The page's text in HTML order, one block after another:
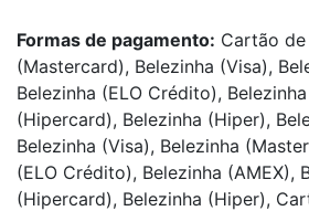
Formas de pagamento: Cartão
(Mastercard), Belezinha (Visa),
Belezinha (ELO Crédito),
(Hipercard), Belezinha (Hiper),
Belezinha (Visa), Belezinha
(ELO Crédito), Belezinha (AMEX),
(Hipercard), Belezinha (Hiper),